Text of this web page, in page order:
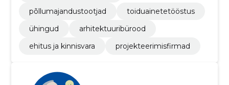
põllumajandustootjad
toiduainetetööstus
ühingud
arhitektuuribürood
ehitus ja kinnisvara
projekteerimisfirmad